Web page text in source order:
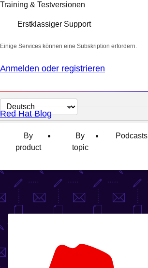
Training & Testversionen
Erstklassiger Support
Einige Services können eine Subskription erfordern.
Anmelden oder registrieren
Sprache
auswählen
Red Hat Blog
By
product
By
topic
Podcasts